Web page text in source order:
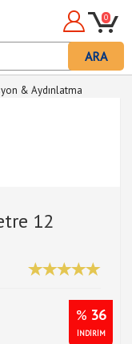
ARA
0
& Aydınlatma
12
% 36
İNDİRİM